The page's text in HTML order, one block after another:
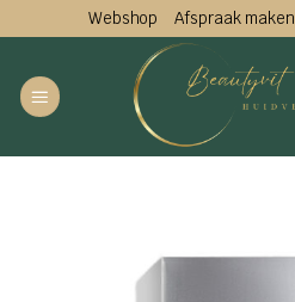
naar
inhoud
Webshop Afspraak maken